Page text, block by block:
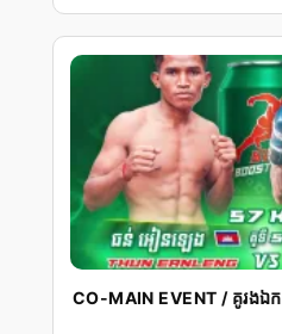
CO-MAIN EVENT / គូរងឯក